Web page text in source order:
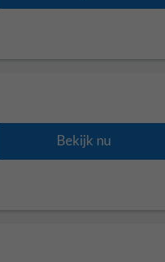
Bekijk nu